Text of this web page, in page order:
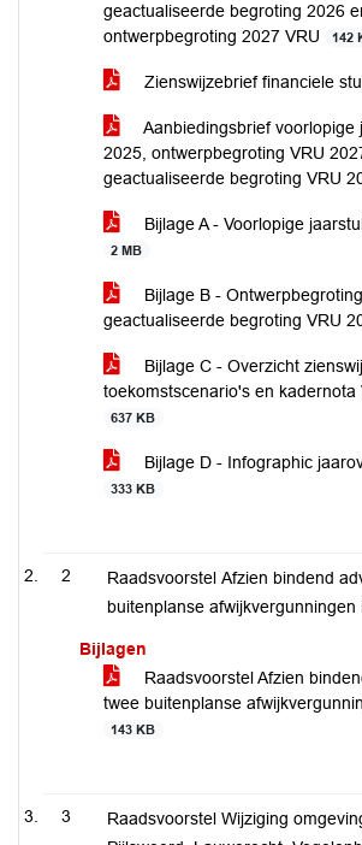
geactualiseerde begroting 2026
ontwerpbegroting 2027 VRU
142
Zienswijzebrief financiele
Aanbiedingsbrief voorlopige
2025, ontwerpbegroting VRU
geactualiseerde begroting VRU
Bijlage A - Voorlopige
2 MB
Bijlage B -
geactualiseerde begroting VRU
Bijlage C - Overzicht
toekomstscenario's en kadernota
637 KB
Bijlage D - Infographic
333 KB
2
Raadsvoorstel Afzien bindend
buitenplanse afwijkvergunningen
Bijlagen
Raadsvoorstel Afzien
twee buitenplanse
143 KB
3
Raadsvoorstel Wijziging